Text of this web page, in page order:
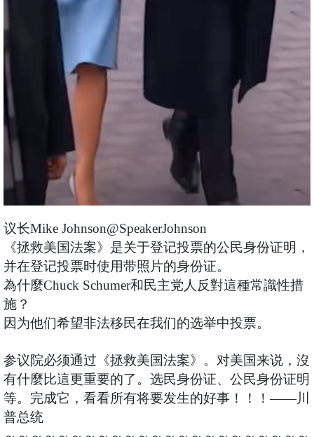
议长Mike Johnson@SpeakerJohnson
《拯救美国法案》是关于登记投票的公民身份证明，
并在登记投票时使用带照片的身份证。
為什麼Chuck Schumer和民主党人反對這種常識性措
施？
因为他们希望非法移民在我们的选举中投票。
参议院必须通过《拯救美国法案》。对美国来说，沒
有什麼比這更重要的了。选民身份证、公民身份证明
等。完成它，看看所有将要发生的好事！！！——川
普总统